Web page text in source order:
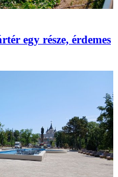
egy része, érdemes